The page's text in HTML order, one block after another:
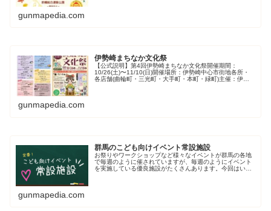
gunmapedia.com
伊勢崎まちなか文化祭
【公式説明】第4回伊勢崎まちなか文化祭開催期間：
10/26(土)〜11/10(日)開催場所：伊勢崎中心市街地各所・
各店舗(曲輪町・三光町・大手町・本町・緑町)主催：伊勢
gunmapedia.com
群馬のこども向けイベント常設施設
お祭りやワークショップなど様々なイベントが群馬の各地
で毎週のように催されていますが、毎週のようにイベント
を実施している優良施設がたくさんあります。今回はいつ
gunmapedia.com